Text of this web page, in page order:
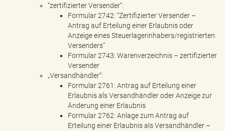
“zertifizierter Versender“:
Formular 2742: “Zertifizierter Versender –
Antrag auf Erteilung einer Erlaubnis oder
Anzeige eines Steuerlagerinhabers/registrierten
Versenders“
Formular 2743: Warenverzeichnis – zertifizierter
Versender
„Versandhändler“:
Formular 2761: Antrag auf Erteilung einer
Erlaubnis als Versandhändler oder Anzeige zur
Änderung einer Erlaubnis
Formular 2762: Anlage zum Antrag auf
Erteilung einer Erlaubnis als Versandhändler –